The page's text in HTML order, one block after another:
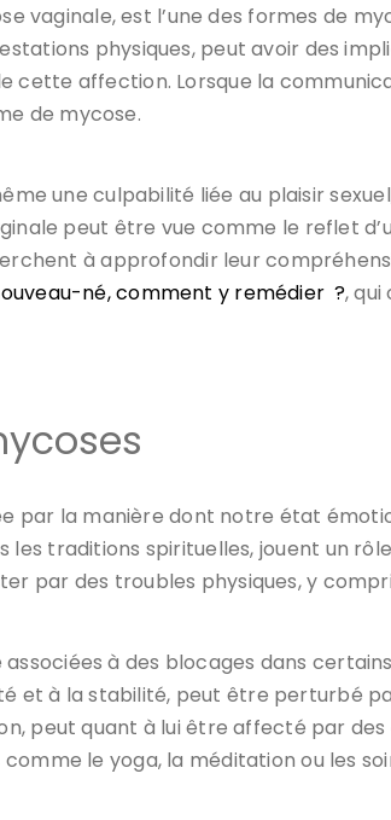
vaginale, est l’une des formes de
physiques, peut avoir des
affection. Lorsque la
de mycose.
une culpabilité liée au plaisir
peut être vue comme le reflet
à approfondir leur
né, comment y remédier ?, qui
par la manière dont notre état
les traditions spirituelles, jouent un
par des troubles physiques, y
à des blocages dans
et à la stabilité, peut être perturbé
peut quant à lui être affecté par
le yoga, la méditation ou les